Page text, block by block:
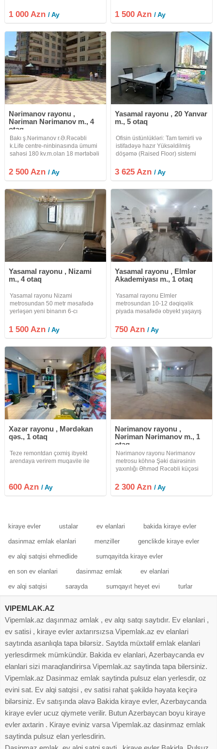
Su, işıq, istilik qiymətə
daxildir.İcarəçi- icarə haqqı, 14 faiz
1 000 Azn/ Ay
dairəsi ilə üz-bəüz, 10 mərtəbəli
binanin altinda yarim zirzəmi
1 500 Azn/ Ay
Nərimanov rayonu ,
Nəriman Nərimanov m., 4
otaq
Bakı ş.Nərimanov r.Ə.Rəcəbli
k.Life centre-ninbinasında ümumi
sahəsi 180 kv.m.olan 18 mərtəbəli
yerləşən əla təmirli 4 otaqlı hazır
ofis icarəyə verilir.Ofisin işləmək
2 500 Azn/ Ay
Yasamal rayonu , 20 Yanvar
m., 5 otaq
Ofisin üstünlükləri: Tam təmirli və
istifadəyə hazır Yüksəldilmiş
döşəmə (Raised Floor) sistemi
kommunikasiya xətləri mövcuddur
Fəaliyyətə dərhal başlamaq
3 625 Azn/ Ay
Yasamal rayonu , Nizami
m., 4 otaq
Yasamal rayonu Nizami
metrosundan 50 metr məsafədə
yerləşən yeni binanın 6-cı
istifadə olunub. 3 otaq, 1 mətbəx,
2 sanitar qovşaqdan ibarətdir.istilik
1 500 Azn/ Ay
Yasamal rayonu , Elmlər
Akademiyası m., 1 otaq
Yasamal rayonu Elmler
metrosundan 10-12 dəqiqəlik
piyada məsafədə obyekt yaşayış
yerləşir.1 otaqdan ibarətdir.
Döşəməsi laminatdır.əvvəl kişi
icarəçiyə aiddir.
750 Azn/ Ay
Xəzər rayonu , Mərdəkan
qəs., 1 otaq
Teze remontdan çıxmiş ibyekt
arendaya verirem muqavile ile
600 Azn/ Ay
Nərimanov rayonu ,
Nəriman Nərimanov m., 1
otaq
Nərimanov rayonu Nərimanov
metrosu köhnə Şəki dairəsinin
yaxınlığı Əhməd Rəcəbli küçəsi
yerləşir. Ölçüləri 24x15 hündürlük
4 metrdir. Obyektin hər iki tərəfində
2 300 Azn/ Ay
kiraye evler ustalar ev elanlari bakida kiraye evler
dasinmaz emlak elanlari menziller genclikde kiraye evler
ev alqi satqisi ehmedlide sumqayitda kiraye evler
en son ev elanlari dasinmaz emlak ev elanlari
ev alqi satqisi sarayda sumqayıt heyet evi turlar
VIPEMLAK.AZ
Vipemlak.az daşınmaz əmlak , ev alqı satqı saytıdır. Ev elanlari ,
ev satisi , kiraye evler axtarırsızsa Vipemlak.az ev elanlari
saytında asanlıqla tapa bilərsiz. Saytda müxtəlif emlak elanlari
yerlesdirmek mümkündür. Bakida ev elanlari, Azerbaycanda ev
elanlari sizi maraqlandirirsa Vipemlak.az saytinda tapa bilersiniz.
Vipemlak.az Dasinmaz emlak saytinda pulsuz elan yerlesdir, oz
evini sat. Ev alqi satqisi , ev satisi rahat şəkildə həyata keçirə
bilərsiniz. Ev satışında əlavə Bakida kiraye evler, Azerbaycanda
kiraye evler ucuz qiymete verilir. Butun Azerbaycan boyu kiraye
evler axtarin . Kiraye eviniz varsa Vipemlak.az dasinmaz emlak
saytinda pulsuz elan yerlesdirin.